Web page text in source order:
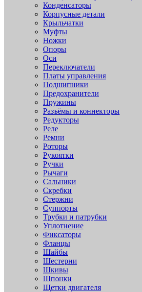
Конденсаторы
Корпусные детали
Крыльчатки
Муфты
Ножки
Опоры
Оси
Переключатели
Платы управления
Подшипники
Предохранители
Пружины
Разъёмы и коннекторы
Редукторы
Реле
Ремни
Роторы
Рукоятки
Ручки
Рычаги
Сальники
Скребки
Стержни
Суппорты
Трубки и патрубки
Уплотнение
Фиксаторы
Фланцы
Шайбы
Шестерни
Шкивы
Шпонки
Щетки двигателя